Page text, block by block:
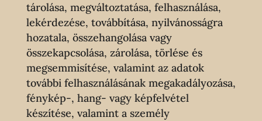
tárolása, megváltoztatása, felhasználása,
lekérdezése, továbbítása, nyilvánosságra
hozatala, összehangolása vagy
összekapcsolása, zárolása, törlése és
megsemmisítése, valamint az adatok
további felhasználásának megakadályozása,
fénykép-, hang- vagy képfelvétel
készítése, valamint a személy